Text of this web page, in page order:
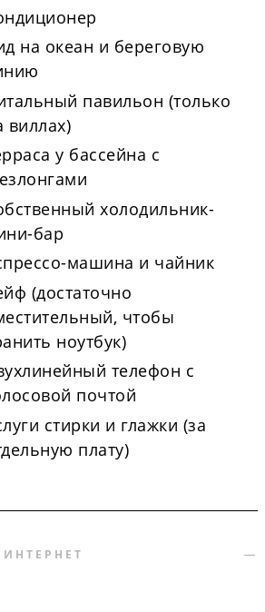
на океан и береговую
павильон (только
виллах)
у бассейна с
холодильник-
бар
машина и чайник
(достаточно
чтобы
ноутбук)
телефон с
почтой
стирки и глажки (за
плату)